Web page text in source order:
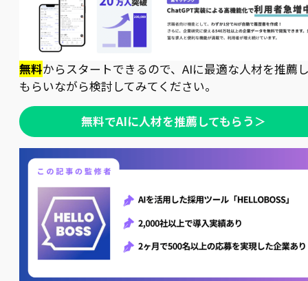
無料からスタートできるので、AIに最適な人材を推薦
もらいながら検討してみてください。
無料でAIに人材を推薦してもらう＞